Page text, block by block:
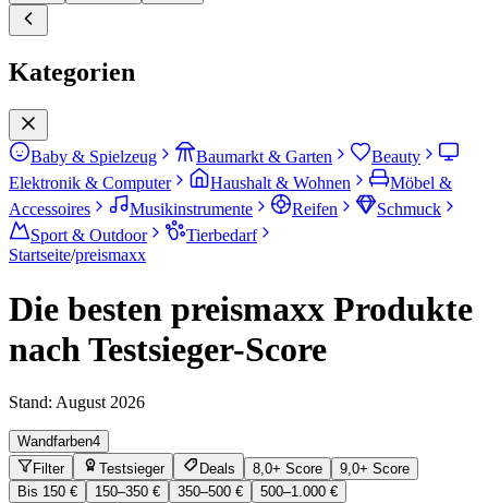
Kategorien
Baby & Spielzeug Baumarkt & Garten
Beauty
Elektronik & Computer
Haushalt & Wohnen
Möbel &
Accessoires
Musikinstrumente Reifen
Schmuck
Sport & Outdoor
Tierbedarf
Startseite/preismaxx
Die besten preismaxx Produkte
nach Testsieger-Score
Stand: August 2026
Wandfarben4
Filter
Testsieger Deals 8,0+ Score
9,0+ Score
Bis 150 €
150–350 € 350–500 €
500–1.000 €